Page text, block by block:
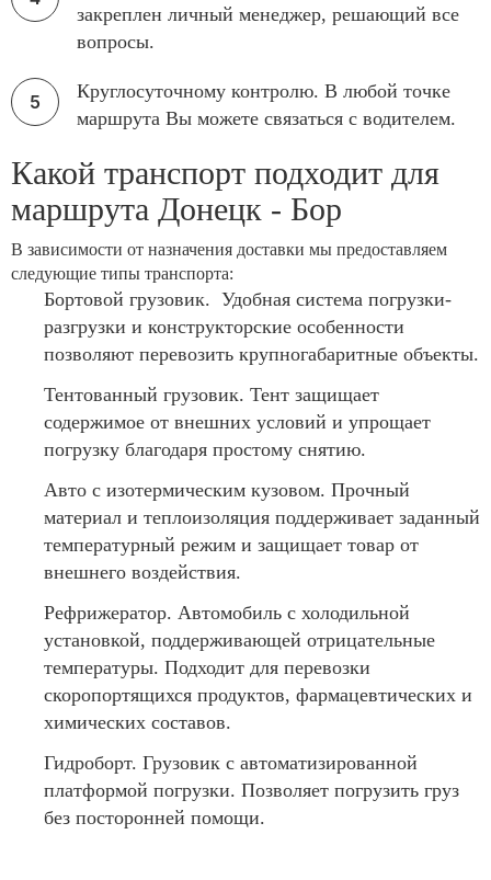
закреплен личный менеджер, решающий все
вопросы.
Круглосуточному контролю. В любой точке
маршрута Вы можете связаться с водителем.
Какой транспорт подходит для
маршрута Донецк - Бор
В зависимости от назначения доставки мы предоставляем
следующие типы транспорта:
Бортовой грузовик. Удобная система погрузки-
разгрузки и конструкторские особенности
позволяют перевозить крупногабаритные объекты.
Тентованный грузовик. Тент защищает
содержимое от внешних условий и упрощает
погрузку благодаря простому снятию.
Авто с изотермическим кузовом. Прочный
материал и теплоизоляция поддерживает заданный
температурный режим и защищает товар от
внешнего воздействия.
Рефрижератор. Автомобиль с холодильной
установкой, поддерживающей отрицательные
температуры. Подходит для перевозки
скоропортящихся продуктов, фармацевтических и
химических составов.
Гидроборт. Грузовик с автоматизированной
платформой погрузки. Позволяет погрузить груз
без посторонней помощи.